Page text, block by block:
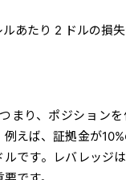
あたり 2 ドルの損失
まり、ポジション
えば、証拠金が
です。レバレッジ